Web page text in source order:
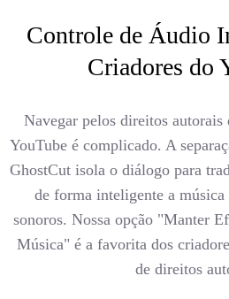
Controle de Áudio
Criadores do
Navegar pelos direitos
YouTube é complicado. A
GhostCut isola o diálogo para
de forma inteligente a
sonoros. Nossa opção "Manter
Música" é a favorita dos
de direitos